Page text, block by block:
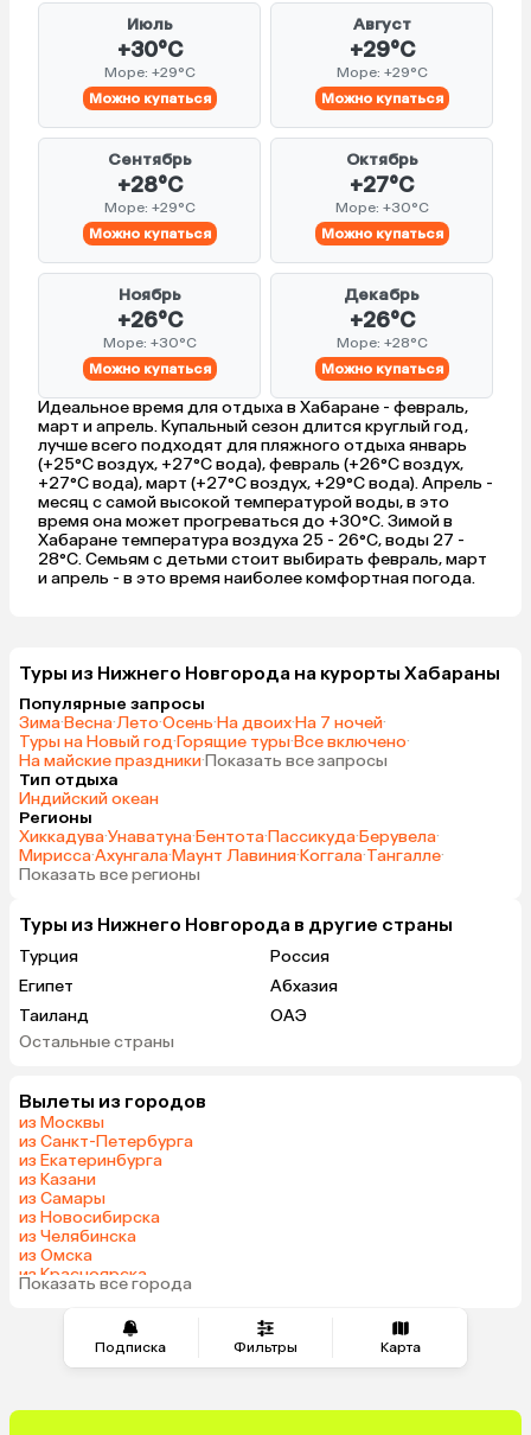
Подписка Фильтры Карта
Июль
+30°C
Море: +29°C
Можно купаться
Август
+29°C
Море: +29°C
Можно купаться
Сентябрь
+28°C
Море: +29°C
Можно купаться
Октябрь
+27°C
Море: +30°C
Можно купаться
Ноябрь
+26°C
Море: +30°C
Можно купаться
Декабрь
+26°C
Море: +28°C
Можно купаться
Идеальное время для отдыха в Хабаране - февраль,
март и апрель. Купальный сезон длится круглый год,
лучше всего подходят для пляжного отдыха январь
(+25°C воздух, +27°C вода), февраль (+26°C воздух,
+27°C вода), март (+27°C воздух, +29°C вода). Апрель -
месяц с самой высокой температурой воды, в это
время она может прогреваться до +30°C. Зимой в
Хабаране температура воздуха 25 - 26°C, воды 27 -
28°C. Семьям с детьми стоит выбирать февраль, март
и апрель - в это время наиболее комфортная погода.
Туры из Нижнего Новгорода на курорты Хабараны
Популярные запросы
Зима·Весна·Лето·Осень·На двоих·На 7 ночей·
Туры на Новый год·Горящие туры·Все включено·
На майские праздники·Показать все запросы
Тип отдыха
Индийский океан
Регионы
Хиккадува·Унаватуна·Бентота·Пассикуда·Берувела·
Мирисса·Ахунгала·Маунт Лавиния·Коггала·Тангалле·
Показать все регионы
Туры из Нижнего Новгорода в другие страны
Турция
Россия
Египет
Абхазия
Таиланд
ОАЭ
Вьетнам
Саудовская Аравия
Остальные страны
Вылеты из городов
из Москвы
из Санкт-Петербурга
из Екатеринбурга
из Казани
из Самары
из Новосибирска
из Челябинска
из Омска
из Красноярска
из Волгограда
Показать все города